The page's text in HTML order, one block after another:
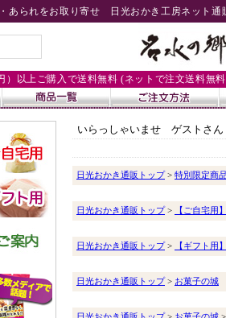
あられをお取り寄せ 日光おかき工房ネット通
以上ご購入で送料無料 (ネットで注文送料無
いらっしゃいませ ゲストさん
日光おかき通販トップ> 特別限定商
日光おかき通販トップ> 【ご自宅用
日光おかき通販トップ> 【ギフト用
日光おかき通販トップ> お菓子の城